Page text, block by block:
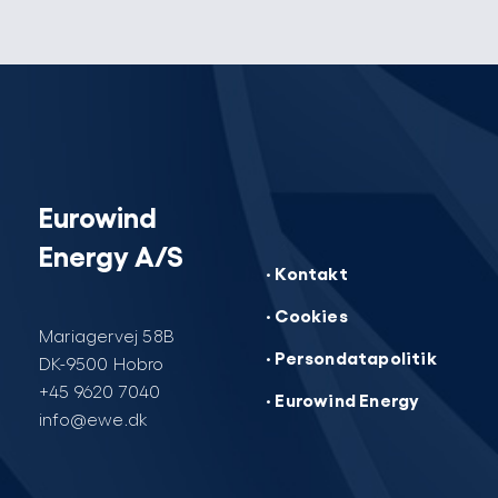
Eurowind
Energy A/S
Mariagervej 58B
DK-9500 Hobro
+45 9620 7040
info@ewe.dk
· Kontakt
· Cookies
· Persondatapolitik
· Eurowind Energy